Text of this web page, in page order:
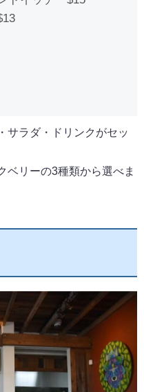
サラダ・ドリンクがセッ
ベリーの3種類から選べま